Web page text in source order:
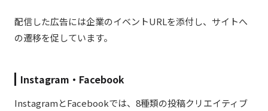
配信した広告には企業のイベントURLを添付し、サイトへ
の遷移を促しています。
Instagram・Facebook
InstagramとFacebookでは、8種類の投稿クリエイティブ